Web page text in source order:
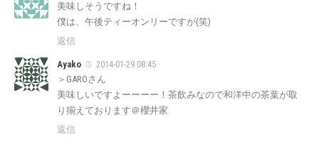
美味しそうですね！
僕は、午後ティーオンリーですが(笑)
返信
Ayako
2014-01-29 08:45
＞GAROさん
美味しいですよーーーー！茶飲みなので和洋中の茶葉が取
り揃えております＠櫻井家
返信